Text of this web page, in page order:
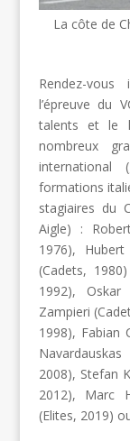
La côte de
Rendez-
l’épreuve du
talents et le
nombreux
formations
stagiaires du
Aigle) :
1976),
(Cadets,
1992), Oskar
Zampieri
1998), Fabian
2008), Stefan
2012), Marc
(Elites, 2019)